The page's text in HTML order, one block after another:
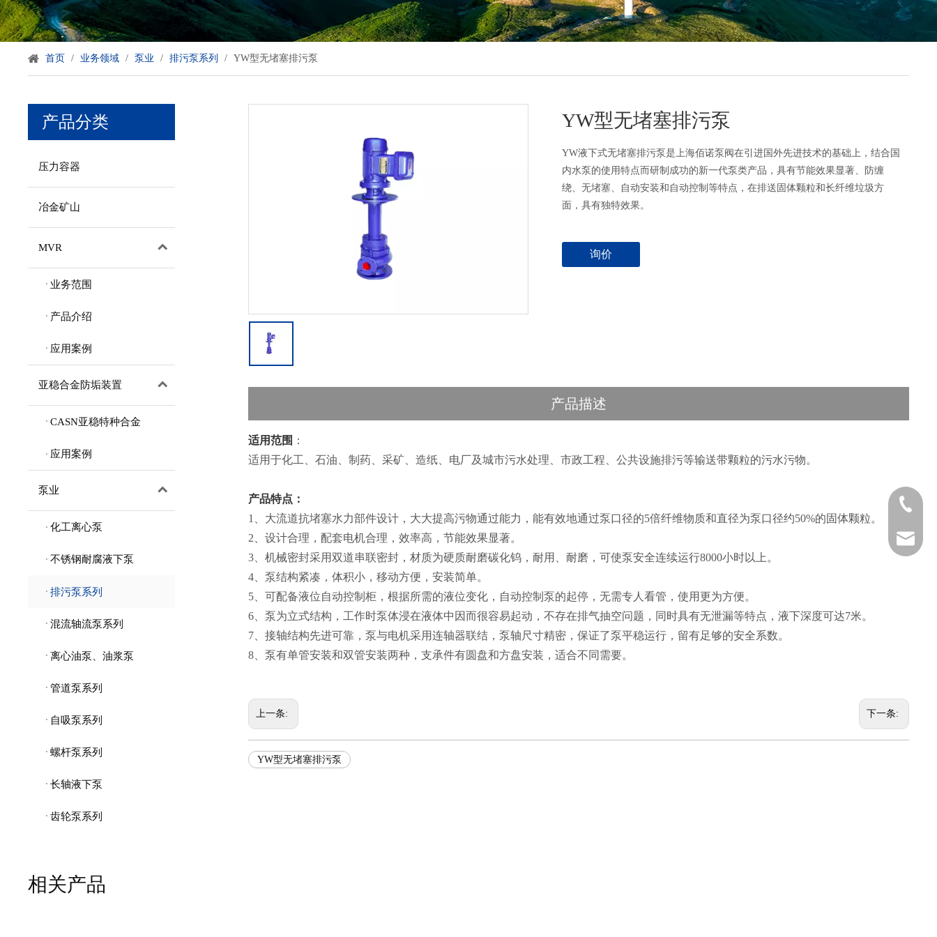
首页 / 业务领域 / 泵业 / 排污泵系列 / YW型无堵塞排污泵
产品分类
压力容器
冶金矿山
MVR
业务范围
产品介绍
应用案例
亚稳合金防垢装置
CASN亚稳特种合金
应用案例
泵业
化工离心泵
不锈钢耐腐液下泵
排污泵系列
混流轴流泵系列
离心油泵、油浆泵
管道泵系列
自吸泵系列
螺杆泵系列
长轴液下泵
齿轮泵系列
YW型无堵塞排污泵
​YW液下式无堵塞排污泵是上海佰诺泵阀在引进国外先进技术的基础上，结合国
内水泵的使用特点而研制成功的新一代泵类产品，具有节能效果显著、防缠
绕、无堵塞、自动安装和自动控制等特点，在排送固体颗粒和长纤维垃圾方
面，具有独特效果。
询价
产品描述
适用范围 ：
适用于化工、石油、制药、采矿、造纸、电厂及城市污水处理、市政工程、公共设施排污等输送带颗粒的污水污物。
产品特点：
1、大流道抗堵塞水力部件设计，大大提高污物通过能力，能有效地通过泵口径的5倍纤维物质和直径为泵口径约50%的固体颗粒。
2、设计合理，配套电机合理，效率高，节能效果显著。
3、机械密封采用双道串联密封，材质为硬质耐磨碳化钨，耐用、耐磨，可使泵安全连续运行8000小时以上。
4、泵结构紧凑，体积小，移动方便，安装简单。
5、可配备液位自动控制柜，根据所需的液位变化，自动控制泵的起停，无需专人看管，使用更为方便。
6、泵为立式结构，工作时泵体浸在液体中因而很容易起动，不存在排气抽空问题，同时具有无泄漏等特点，液下深度可达7米。
7、接轴结构先进可靠，泵与电机采用连轴器联结，泵轴尺寸精密，保证了泵平稳运行，留有足够的安全系数。
8、泵有单管安装和双管安装两种，支承件有圆盘和方盘安装，适合不同需要。
上一条: 下一条:
YW型无堵塞排污泵
相关产品
0523-